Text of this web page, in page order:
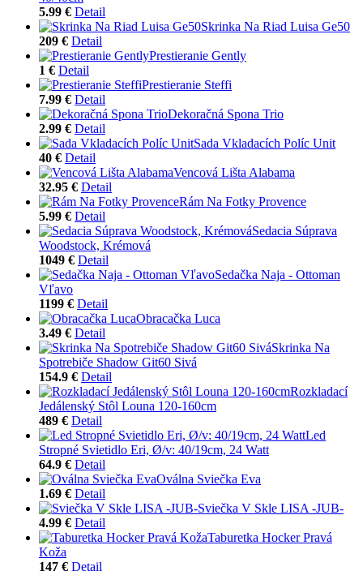
5.99 € Detail
Skrinka Na Riad Luisa Ge50
209 € Detail
Prestieranie Gently
1 € Detail
Prestieranie Steffi
7.99 € Detail
Dekoračná Spona Trio
2.99 € Detail
Sada Vkladacích Políc Unit
40 € Detail
Vencová Lišta Alabama
32.95 € Detail
Rám Na Fotky Provence
5.99 € Detail
Sedacia Súprava
Woodstock, Krémová
1049 € Detail
Sedačka Naja - Ottoman
Vľavo
1199 € Detail
Obracačka Luca
3.49 € Detail
Skrinka Na
Spotrebiče Shadow Git60 Sivá
154.9 € Detail
Rozkladací
Jedálenský Stôl Louna 120-160cm
489 € Detail
Led
Stropné Svietidlo Eri, Ø/v: 40/19cm, 24 Watt
64.9 € Detail
Oválna Sviečka Eva
1.69 € Detail
Sviečka V Skle LISA -JUB-
4.99 € Detail
Taburetka Hocker Pravá
Koža
147 € Detail